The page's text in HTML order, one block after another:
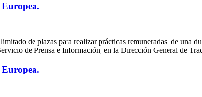
de plazas para realizar prácticas remuneradas, de una
de Prensa e Información, en la Dirección General de